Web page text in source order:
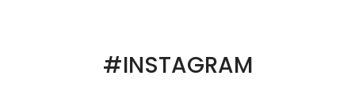
#INSTAGRAM